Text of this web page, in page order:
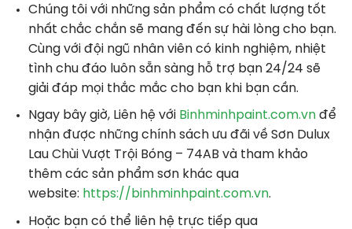
Chúng tôi với những sản phẩm có chất lượng tốt
nhất chắc chắn sẽ mang đến sự hài lòng cho bạn.
Cùng với đội ngũ nhân viên có kinh nghiệm, nhiệt
tình chu đáo luôn sẵn sàng hỗ trợ bạn 24/24 sẽ
giải đáp mọi thắc mắc cho bạn khi bạn cần.
Ngay bây giờ, Liên hệ với Binhminhpaint.com.vn để
nhận được những chính sách ưu đãi về Sơn Dulux
Lau Chùi Vượt Trội Bóng – 74AB và tham khảo
thêm các sản phẩm sơn khác qua
website: https://binhminhpaint.com.vn.
Hoặc bạn có thể liên hệ trực tiếp qua